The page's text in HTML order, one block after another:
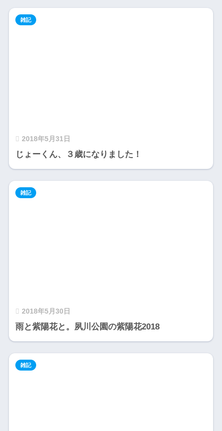
2018年5月31日
じょーくん、３歳になりました！
雑記
2018年5月30日
雨と紫陽花と。夙川公園の紫陽花2018
雑記
雑記